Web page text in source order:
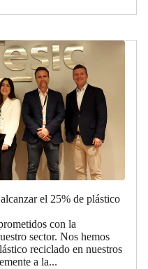
el 25% de plástico
con la
sector. Nos hemos
reciclado en nuestros
a la...